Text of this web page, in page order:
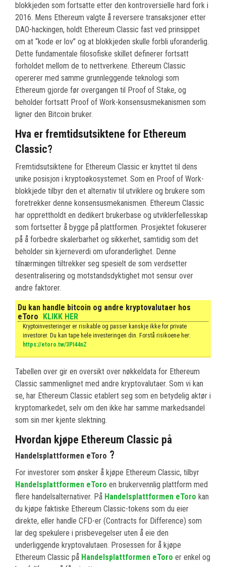
blokkjeden som fortsatte etter den kontroversielle hard fork i
2016. Mens Ethereum valgte å reversere transaksjoner etter
DAO-hackingen, holdt Ethereum Classic fast ved prinsippet
om at “kode er lov” og at blokkjeden skulle forbli uforanderlig.
Dette fundamentale filosofiske skillet definerer fortsatt
forholdet mellom de to nettverkene. Ethereum Classic
opererer med samme grunnleggende teknologi som
Ethereum gjorde før overgangen til Proof of Stake, og
beholder fortsatt Proof of Work-konsensusmekanismen som
ligner den Bitcoin bruker.
Hva er fremtidsutsiktene for Ethereum
Classic?
Fremtidsutsiktene for Ethereum Classic er knyttet til dens
unike posisjon i kryptoøkosystemet. Som en Proof of Work-
blokkjede tilbyr den et alternativ til utviklere og brukere som
foretrekker denne konsensusmekanismen. Ethereum Classic
har opprettholdt en dedikert brukerbase og utviklerfellesskap
som fortsetter å bygge på plattformen. Prosjektet fokuserer
på å forbedre skalerbarhet og sikkerhet, samtidig som det
beholder sin kjerneverdi om uforanderlighet. Denne
tilnærmingen tiltrekker seg spesielt de som verdsetter
desentralisering og motstandsdyktighet mot sensur over
andre faktorer.
Du kan handle bitcoin og andre kryptovalutaer hos
eToro KLIKK HER
Kryptoinvesteringer er risikable og passer kanskje ikke for private
investorer. Du kan tape hele investeringen din. Forstå risikoene her:
https://etoro.tw/3PI44nZ
Tabellen over gir en oversikt over nøkkeldata for Ethereum
Classic sammenlignet med andre kryptovalutaer. Som vi kan
se, har Ethereum Classic etablert seg som en betydelig aktør i
kryptomarkedet, selv om den ikke har samme markedsandel
som sin mer kjente slektning.
Hvordan kjøpe Ethereum Classic på
Handelsplattformen eToro ?
For investorer som ønsker å kjøpe Ethereum Classic, tilbyr
Handelsplattformen eToro en brukervennlig plattform med
flere handelsalternativer. På Handelsplattformen eToro kan
du kjøpe faktiske Ethereum Classic-tokens som du eier
direkte, eller handle CFD-er (Contracts for Difference) som
lar deg spekulere i prisbevegelser uten å eie den
underliggende kryptovalutaen. Prosessen for å kjøpe
Ethereum Classic på Handelsplattformen eToro er enkel og